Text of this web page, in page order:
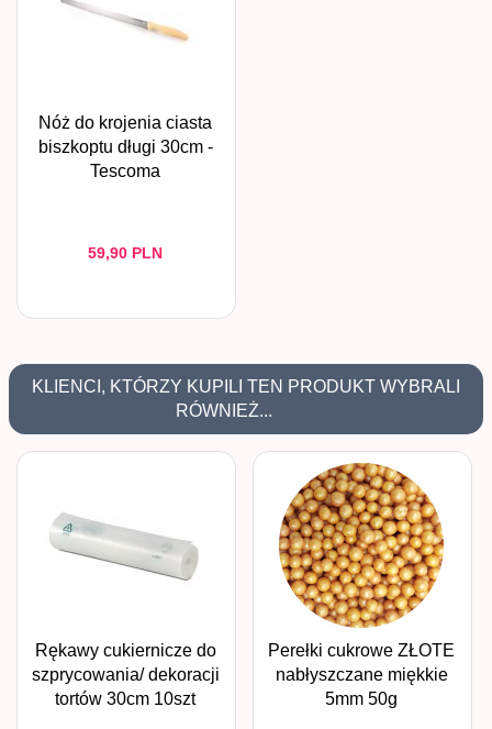
Nóż do krojenia ciasta
biszkoptu długi 30cm -
Tescoma
59,90 PLN
KLIENCI, KTÓRZY KUPILI TEN PRODUKT WYBRALI
RÓWNIEŻ...
Rękawy cukiernicze do
szprycowania/ dekoracji
tortów 30cm 10szt
Perełki cukrowe ZŁOTE
nabłyszczane miękkie
5mm 50g